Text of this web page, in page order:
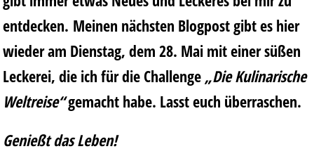
entdecken. Meinen nächsten Blogpost gibt es hier
wieder am Dienstag, dem 28. Mai mit einer süßen
Leckerei, die ich für die Challenge „Die Kulinarische
Weltreise“gemacht habe. Lasst euch überraschen.
Genießt das Leben!